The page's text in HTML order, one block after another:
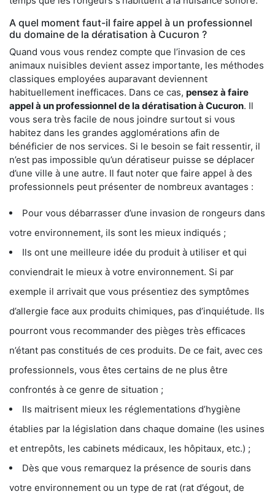
A quel moment faut-il faire appel à un professionnel
du domaine de la dératisation à Cucuron ?
Quand vous vous rendez compte que l’invasion de ces
animaux nuisibles devient assez importante, les méthodes
classiques employées auparavant deviennent
habituellement inefficaces. Dans ce cas, pensez à faire
appel à un professionnel de la dératisation à Cucuron. Il
vous sera très facile de nous joindre surtout si vous
habitez dans les grandes agglomérations afin de
bénéficier de nos services. Si le besoin se fait ressentir, il
n’est pas impossible qu’un dératiseur puisse se déplacer
d’une ville à une autre. Il faut noter que faire appel à des
professionnels peut présenter de nombreux avantages :
Pour vous débarrasser d’une invasion de rongeurs dans
votre environnement, ils sont les mieux indiqués ;
Ils ont une meilleure idée du produit à utiliser et qui
conviendrait le mieux à votre environnement. Si par
exemple il arrivait que vous présentiez des symptômes
d’allergie face aux produits chimiques, pas d’inquiétude. Ils
pourront vous recommander des pièges très efficaces
n’étant pas constitués de ces produits. De ce fait, avec ces
professionnels, vous êtes certains de ne plus être
confrontés à ce genre de situation ;
Ils maitrisent mieux les réglementations d’hygiène
établies par la législation dans chaque domaine (les usines
et entrepôts, les cabinets médicaux, les hôpitaux, etc.) ;
Dès que vous remarquez la présence de souris dans
votre environnement ou un type de rat (rat d’égout, de